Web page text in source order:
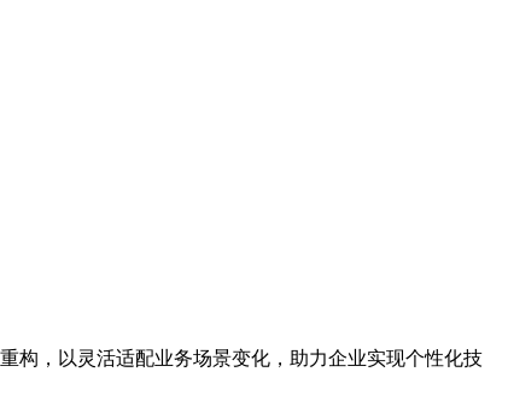
构，以灵活适配业务场景变化，助力企业实现个性化技